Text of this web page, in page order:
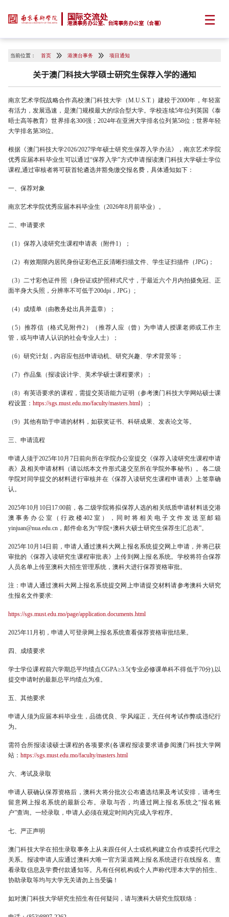
国际交流处
港澳事务办公室、台湾事务办公室（合署） ☰
当前位置： 首页 港澳台事务 项目通知
关于澳门科技大学硕士研究生保荐入学的通知
南京艺术学院战略合作高校澳门科技大学（M.U.S.T.）建校于2000年，年轻富
有活力，发展迅速，是澳门规模最大的综合型大学。学校连续5年位列英国《泰
晤士高等教育》世界排名300强；2024年在亚洲大学排名位列第58位；世界年轻
大学排名第38位。
根据《澳门科技大学2026/2027学年硕士研究生保荐入学办法》，南京艺术学院
优秀应届本科毕业生可以通过“保荐入学”方式申请报读澳门科技大学硕士学位
课程,通过审核者将可获首轮遴选并豁免缴交报名费，具体通知如下：
一、保荐对象
南京艺术学院优秀应届本科毕业生（2026年8月前毕业）。
二、申请要求
（1）保荐入读研究生课程申请表（附件1）；
（2）有效期限内居民身份证彩色正反清晰扫描文件、学生证扫描件（JPG)；
（3）二寸彩色证件照（身份证或护照样式尺寸，于最近六个月内拍摄免冠、正
面半身大头照，分辨率不可低于200dpi，JPG）;
（4）成绩单（由教务处出具并盖章）；
（5）推荐信（格式见附件2）（推荐人应（曾）为申请人授课老师或工作主
管，或与申请人认识的社会专业人士）；
（6）研究计划，内容应包括申请动机、研究兴趣、学术背景等；
（7）作品集（报读设计学、美术学硕士课程要求）；
（8）有英语要求的课程，需提交英语能力证明（参考澳门科技大学网站硕士课
程设置： https://sgs.must.edu.mo/faculty/masters.html）；
（9）其他有助于申请的材料，如获奖证书、科研成果、发表论文等。
三、申请流程
申请人须于2025年10月7日前向所在学院办公室提交《保荐入读研究生课程申请
表》及相关申请材料（请以纸本文件形式递交至所在学院外事秘书）。各二级
学院对同学提交的材料进行审核并在《保荐入读研究生课程申请表》上签章确
认。
2025年10月10日17:00前，各二级学院将拟保荐人选的相关纸质申请材料送交港
澳事务办公室（行政楼402室），同时将相关电子文件发送至邮箱
yinjuan@nua.edu.cn，邮件命名为“学院+澳科大硕士研究生保荐生汇总表”。
2025年10月14日前，申请人通过澳科大网上报名系统提交网上申请，并将已获
审批的《保荐入读研究生课程审批表》上传到网上报名系统。学校将符合保荐
人员名单上传至澳科大招生管理系统，澳科大进行保荐资格审批。
注：申请人通过澳科大网上报名系统提交网上申请提交材料请参考澳科大研究
生报名文件要求:
https://sgs.must.edu.mo/page/application.documents.html
2025年11月初，申请人可登录网上报名系统查看保荐资格审批结果。
四、成绩要求
学士学位课程前六学期总平均绩点CGPA≥3.5(专业必修课单科不得低于70分),以
提交申请时的最新总平均绩点为准。
五、其他要求
申请人须为应届本科毕业生，品德优良、学风端正，无任何考试作弊或违纪行
为。
需符合所报读读硕士课程的各项要求(各课程报读要求请参阅澳门科技大学网
站： https://sgs.must.edu.mo/faculty/masters.html
六、考试及录取
申请人获确认保荐资格后，澳科大将分批次公布遴选结果及考试安排，请考生
留意网上报名系统的最新公布。录取与否，均通过网上报名系统之“报名账
户”查询。一经录取，申请人必须在规定时间内完成入学程序。
七、严正声明
澳门科技大学在招生录取事务上从未跟任何人士或机构建立合作或委托代理之
关系。报读申请人应通过澳科大唯一官方渠道网上报名系统进行在线报名、查
看录取信息及学费付款通知等。凡有任何机构或个人声称代理本大学的招生、
协助录取等均与大学无关请勿上当受骗！
如对澳门科技大学研究生招生有任何疑问，请与澳科大研究生院联络：